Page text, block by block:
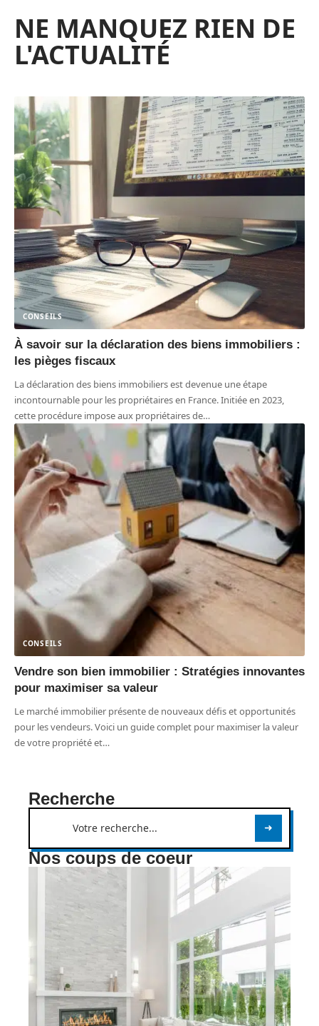
NE MANQUEZ RIEN DE
L'ACTUALITÉ
CONSEILS
À savoir sur la déclaration des biens immobiliers :
les pièges fiscaux
La déclaration des biens immobiliers est devenue une étape
incontournable pour les propriétaires en France. Initiée en 2023,
cette procédure impose aux propriétaires de…
CONSEILS
Vendre son bien immobilier : Stratégies innovantes
pour maximiser sa valeur
Le marché immobilier présente de nouveaux défis et opportunités
pour les vendeurs. Voici un guide complet pour maximiser la valeur
de votre propriété et…
Recherche
Nos coups de coeur